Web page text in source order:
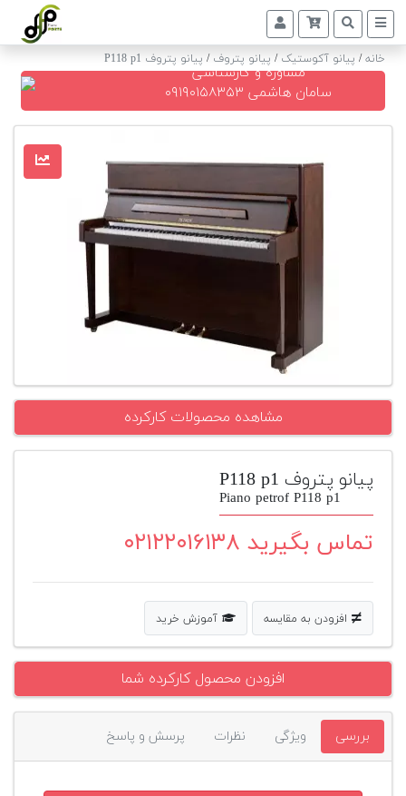
دیجیتال
و
رگلاژ
پیانو
دست
دوم
افزودن
محصول
دوم
خانه/ پیانو آکوستیک / پیانو پتروف / پیانو پتروف P118 p1
مشاوره و کارشناسی
سامان هاشمی ۰۹۱۹۰۱۵۸۳۵۳
مشاهده محصولات کارکرده
پیانو پتروف P118 p1
Piano petrof P118 p1
تماس بگیرید ۰۲۱۲۲۰۱۶۱۳۸
افزودن به مقایسه آموزش خرید
افزودن محصول کارکرده شما
بررسی ویژگی نظرات پرسش و پاسخ